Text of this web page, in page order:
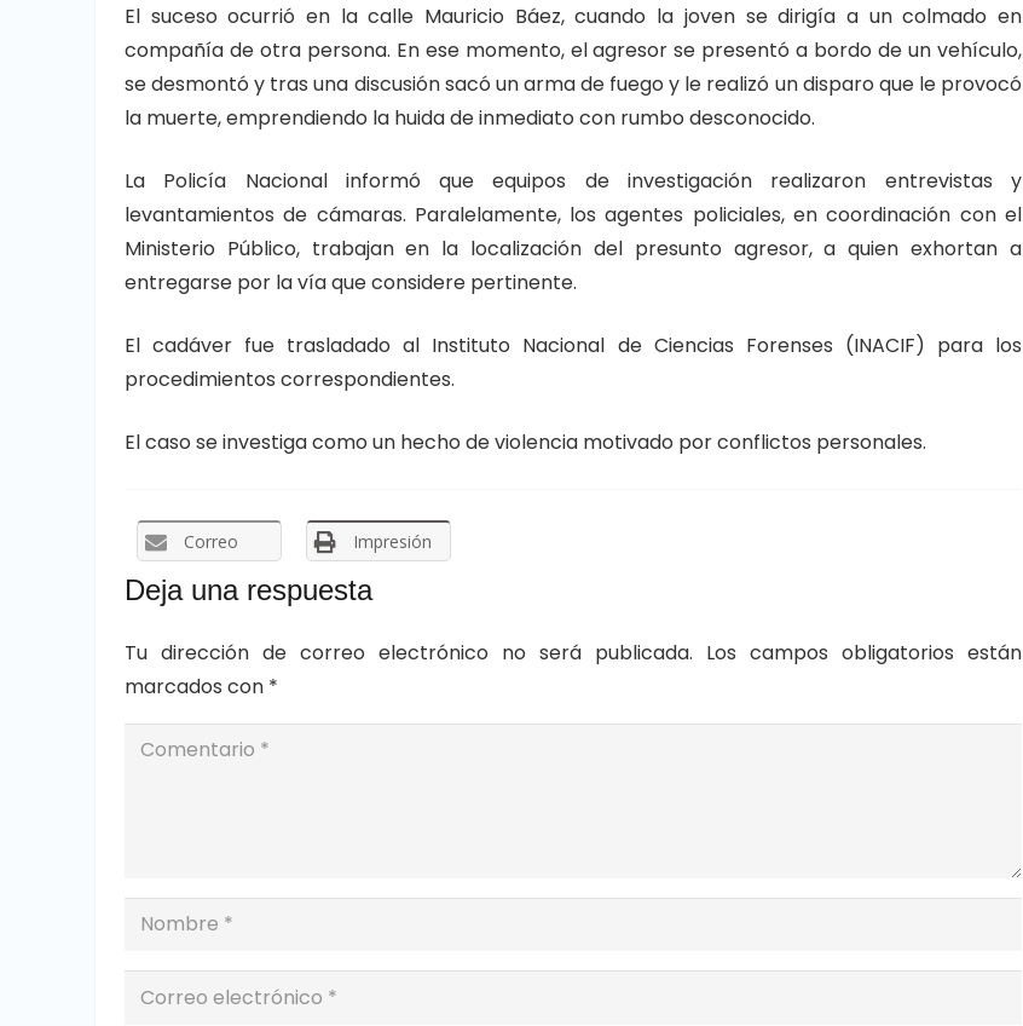
El suceso ocurrió en la calle Mauricio Báez, cuando la joven se dirigía a un colmado en
compañía de otra persona. En ese momento, el agresor se presentó a bordo de un vehículo,
se desmontó y tras una discusión sacó un arma de fuego y le realizó un disparo que le provocó
la muerte, emprendiendo la huida de inmediato con rumbo desconocido.
La Policía Nacional informó que equipos de investigación realizaron entrevistas y
levantamientos de cámaras. Paralelamente, los agentes policiales, en coordinación con el
Ministerio Público, trabajan en la localización del presunto agresor, a quien exhortan a
entregarse por la vía que considere pertinente.
El cadáver fue trasladado al Instituto Nacional de Ciencias Forenses (INACIF) para los
procedimientos correspondientes.
El caso se investiga como un hecho de violencia motivado por conflictos personales.
Correo Impresión
Deja una respuesta
Tu dirección de correo electrónico no será publicada. Los campos obligatorios están
marcados con *